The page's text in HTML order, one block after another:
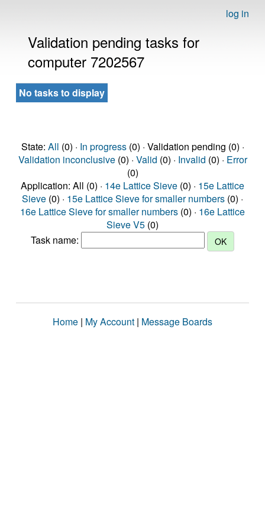
log in
Validation pending tasks for
computer 7202567
No tasks to display
State: All (0) · In progress(0) · Validation pending (0) ·
Validation inconclusive(0) · Valid (0) · Invalid (0) · Error
(0)
Application: All (0) · 14e Lattice Sieve (0) · 15e Lattice
Sieve (0) · 15e Lattice Sieve for smaller numbers (0) ·
16e Lattice Sieve for smaller numbers (0) · 16e Lattice
Sieve V5 (0)
Task name:
Home | My Account | Message Boards